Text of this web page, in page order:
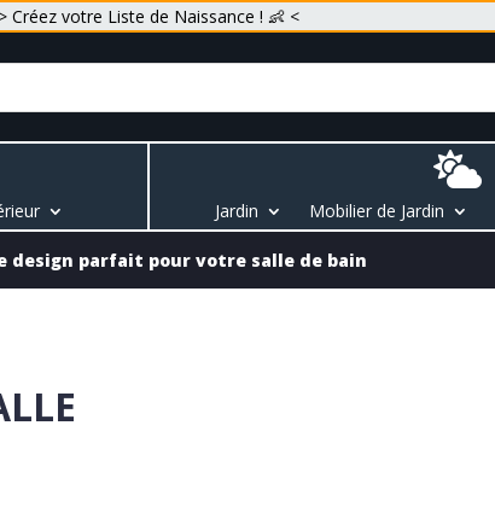
> Créez votre Liste de Naissance ! 👶 <

Jardin Mobilier de Jardin
design parfait pour votre salle de bain